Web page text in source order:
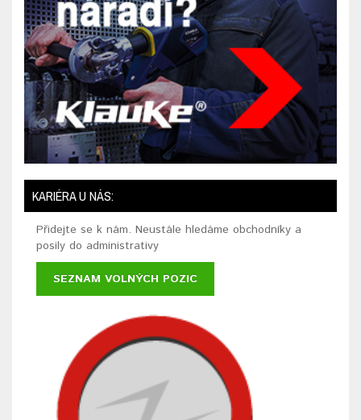
KARIÉRA U NÁS:
Přidejte se k nám. Neustále hledáme obchodníky a
posily do administrativy
SEZNAM VOLNÝCH POZIC